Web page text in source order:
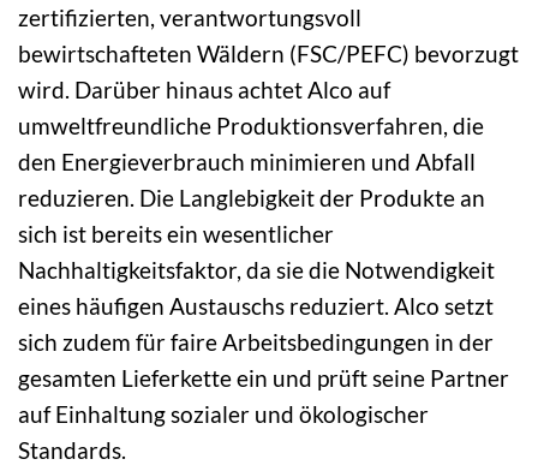
zertifizierten, verantwortungsvoll
bewirtschafteten Wäldern (FSC/PEFC) bevorzugt
wird. Darüber hinaus achtet Alco auf
umweltfreundliche Produktionsverfahren, die
den Energieverbrauch minimieren und Abfall
reduzieren. Die Langlebigkeit der Produkte an
sich ist bereits ein wesentlicher
Nachhaltigkeitsfaktor, da sie die Notwendigkeit
eines häufigen Austauschs reduziert. Alco setzt
sich zudem für faire Arbeitsbedingungen in der
gesamten Lieferkette ein und prüft seine Partner
auf Einhaltung sozialer und ökologischer
Standards.